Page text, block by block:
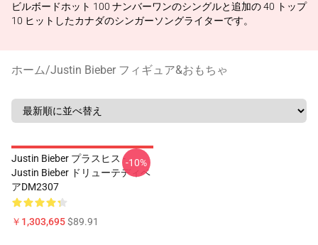
ビルボードホット 100 ナンバーワンのシングルと追加の 40 トップ
10 ヒットしたカナダのシンガーソングライターです。
ホーム/Justin Bieber フィギュア&おもちゃ
Justin Bieber プラスヒス -
Justin Bieber ドリューテディベ
アDM2307
￥1,303,695$89.91
-10%